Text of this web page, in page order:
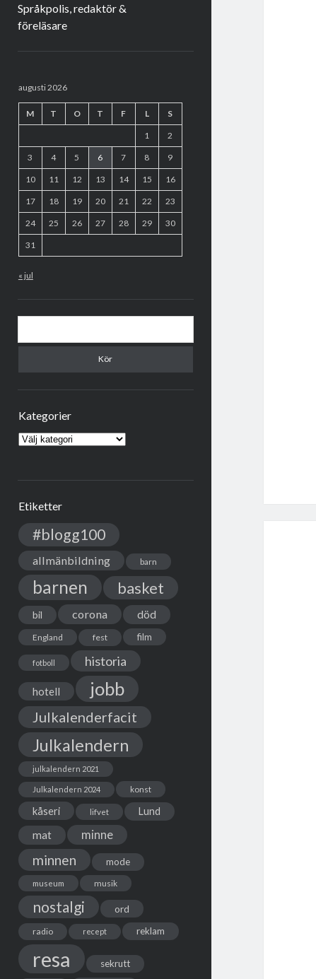
Språkpolis, redaktör &
föreläsare
augusti 2026
M T O T F L S
1 2
3 4 5 6 7 8 9
10 11 12 13 14 15 16
17 18 19 20 21 22 23
24 25 26 27 28 29 30
31
« jul
Kategorier
Kategorier
Etiketter
#blogg100
allmänbildning barn
barnen basket
bil corona död
England fest film
fotboll historia
hotell jobb
Julkalenderfacit
Julkalendern
julkalendern 2021
Julkalendern 2024 konst
kåseri lifvet Lund
mat minne
minnen mode
museum musik
nostalgi ord
radio recept reklam
resa sekrutt